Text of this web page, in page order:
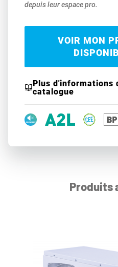
depuis leur espace pro.
VOIR MON
Plus d'informations
catalogue
Produits